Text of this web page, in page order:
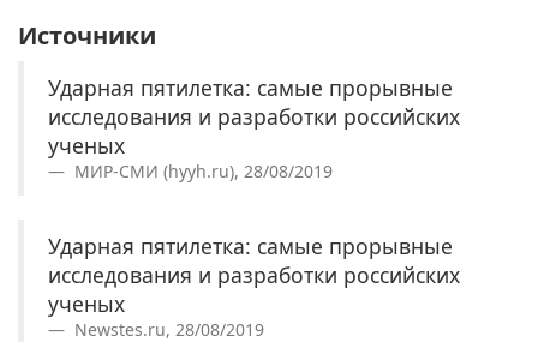
Источники
Ударная пятилетка: самые прорывные
исследования и разработки российских
ученых
МИР-СМИ (hyyh.ru), 28/08/2019
Ударная пятилетка: самые прорывные
исследования и разработки российских
ученых
Newstes.ru, 28/08/2019